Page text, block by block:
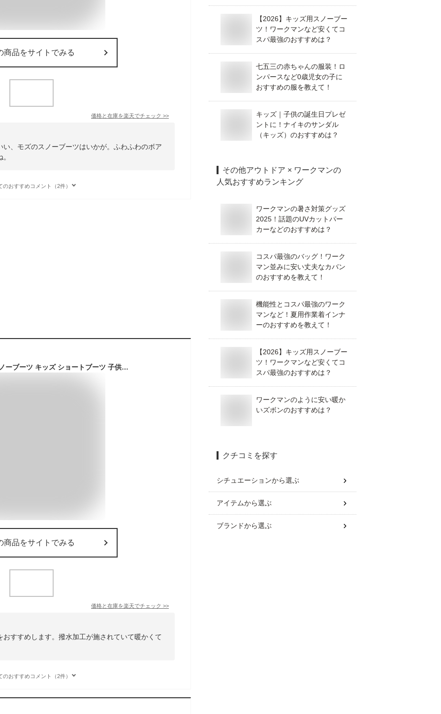
商品をサイトでみる
価格と在庫を楽天でチェック >>
、モズのスノーブーツはいかが。ふわふわのボア
のおすすめコメント（2件）
【AMOJI】アモジ スノーブーツ キッズ ショートブーツ 子供 防寒 撥水 防滑 冬 雪 あったか ボア ブーツ ミドル丈 雪遊び スノーシューズ ジュニア 女の子 男の子 冬靴
商品をサイトでみる
価格と在庫を楽天でチェック >>
すすめします。撥水加工が施されていて暖かくて
のおすすめコメント（2件）
【2026】キッズ用スノーブー
ツ！ワークマンなど安くてコ
スパ最強のおすすめは？
七五三の赤ちゃんの服装！ロ
ンパースなど0歳児女の子に
おすすめの服を教えて！
キッズ｜子供の誕生日プレゼ
ントに！ナイキのサンダル
（キッズ）のおすすめは？
その他アウトドア × ワークマンの
人気おすすめランキング
ワークマンの暑さ対策グッズ
2025！話題のUVカットパー
カーなどのおすすめは？
コスパ最強のバッグ！ワーク
マン並みに安い丈夫なカバン
のおすすめを教えて！
機能性とコスパ最強のワーク
マンなど！夏用作業着インナ
ーのおすすめを教えて！
【2026】キッズ用スノーブー
ツ！ワークマンなど安くてコ
スパ最強のおすすめは？
ワークマンのように安い暖か
いズボンのおすすめは？
クチコミを探す
シチュエーションから選ぶ
アイテムから選ぶ
ブランドから選ぶ